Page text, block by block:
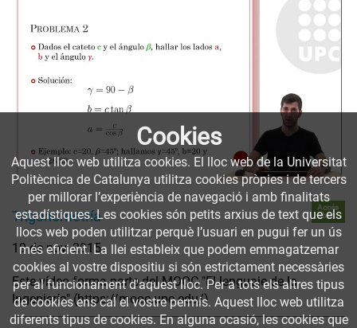
Trigonometría
Accés
obert
19 de nov. 2015
Este vídeo forma parte del MOOC "El lenguaje de la
Ingeniería" (https://mooc.upc.edu/)
Cookies
Aquest lloc web utilitza cookies. El lloc web de la Universitat
Politècnica de Catalunya utilitza cookies pròpies i de tercers
per millorar l’experiència de navegació i amb finalitats
estadístiques. Les cookies són petits arxius de text que els
llocs web poden utilitzar perquè l’usuari en pugui fer un ús
més eficient. La llei estableix que podem emmagatzemar
cookies al vostre dispositiu si són estrictament necessàries
per al funcionament d'aquest lloc. Per a tots els altres tipus
de cookies ens cal el vostre permís. Aquest lloc web utilitza
diferents tipus de cookies. En alguna ocasió, les cookies que